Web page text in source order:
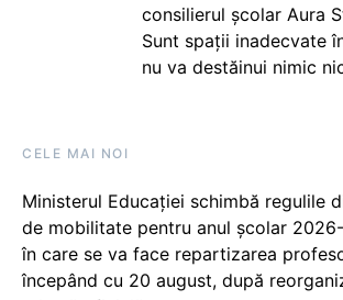
consilierul școlar Aura
Sunt spații inadecvate
nu va destăinui nimic
CELE MAI NOI
Ministerul Educației schimbă regulile
de mobilitate pentru anul școlar
în care se va face repartizarea
începând cu 20 august, după